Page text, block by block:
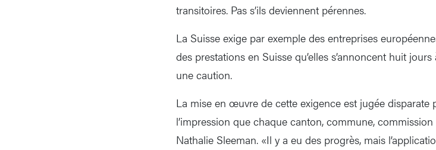
transitoires. Pas s’ils deviennent pérennes.
La Suisse exige par exemple des entreprises
des prestations en Suisse qu’elles s’annoncent huit
une caution.
La mise en œuvre de cette exigence est jugée disparate
l’impression que chaque canton, commune,
Nathalie Sleeman. «Il y a eu des progrès, mais